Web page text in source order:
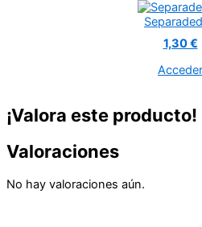
1,30 €
Acceder
¡Valora este producto!
Valoraciones
No hay valoraciones aún.